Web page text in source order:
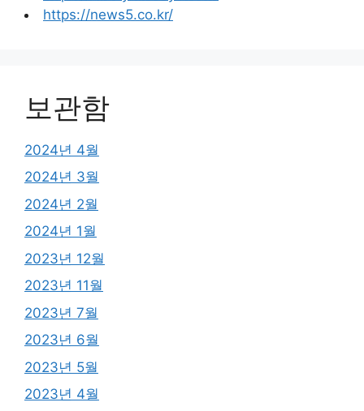
https://news5.co.kr/
보관함
2024년 4월
2024년 3월
2024년 2월
2024년 1월
2023년 12월
2023년 11월
2023년 7월
2023년 6월
2023년 5월
2023년 4월